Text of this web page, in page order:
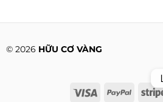
© 2026 HỮU CƠ VÀNG